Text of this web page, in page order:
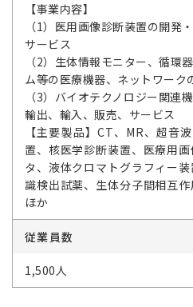
【事業内容】
（1）医用画像診断装置の開発
サービス
（2）生体情報モニター、循環
ム等の医療機器、ネットワーク
（3）バイオテクノロジー関連
輸出、輸入、販売、サービス
【主要製品】CT、MR、超音
置、核医学診断装置、医療用
タ、液体クロマトグラフィー
識検出試薬、生体分子間相互
ほか
従業員数
1,500人